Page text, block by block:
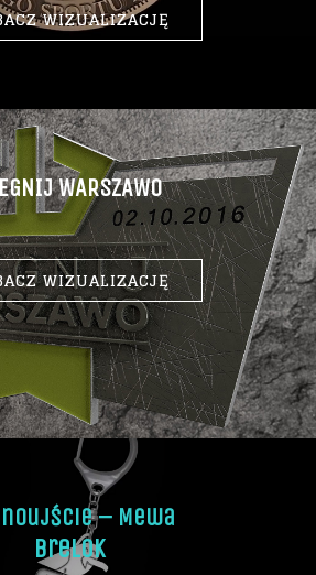
WIZUALIZACJĘ
WARSZAWO
WIZUALIZACJĘ
– Mewa
Brelok